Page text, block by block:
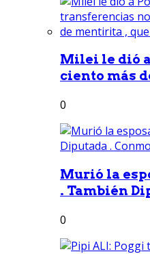
Milei le dió a
ciento más
0
Murió la
. También
0